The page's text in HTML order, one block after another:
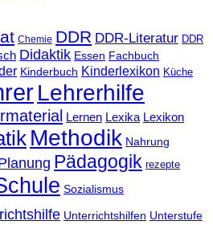
Chemie DDR DDR-Literatur DDR
Didaktik Essen Fachbuch
Kinderbuch Kinderlexikon Küche
Lehrerhilfe
Lernen Lexika Lexikon
Methodik Nahrung
Pädagogik rezepte
Sozialismus
Unterrichtshilfen Unterstufe